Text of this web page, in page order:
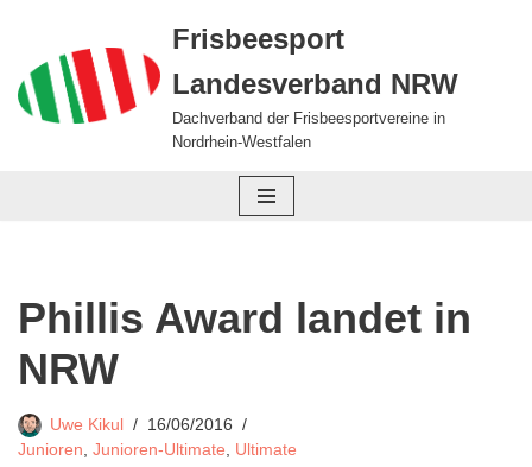
Zum
Inhalt
springen
Frisbeesport
Landesverband NRW
Dachverband der Frisbeesportvereine in
Nordrhein-Westfalen
Phillis Award landet in
NRW
Uwe Kikul
16/06/2016
Junioren, Junioren-Ultimate, Ultimate